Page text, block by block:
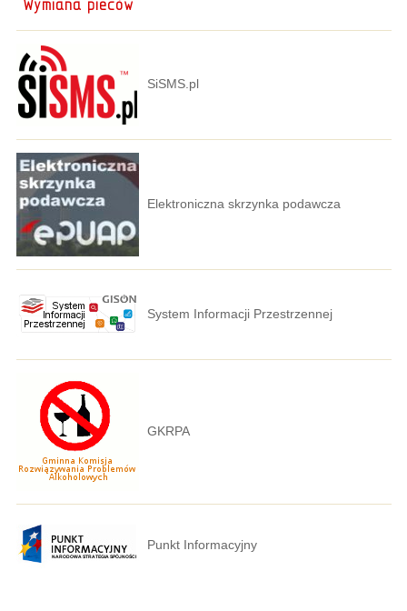
SiSMS.pl
Elektroniczna skrzynka podawcza
System Informacji Przestrzennej
GKRPA
Punkt Informacyjny